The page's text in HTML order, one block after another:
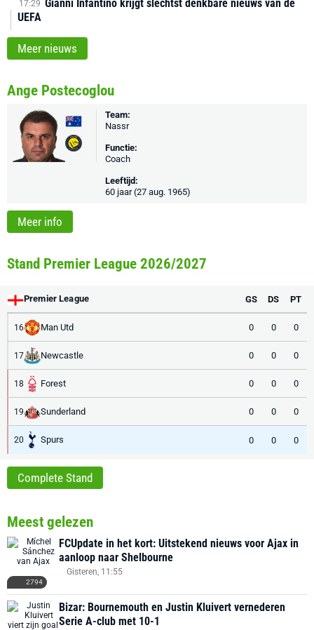
17:29 Gianni Infantino krijgt slechtst denkbare nieuws van de
UEFA
Meer nieuws
Ange Postecoglou
Team:
Nassr
Functie:
Coach
Leeftijd:
60 jaar (27 aug. 1965)
Meer info
Stand Premier League 2026/2027
Premier League GS DS PT
16 Man Utd 0 0 0
17 Newcastle 0 0 0
18 Forest 0 0 0
19 Sunderland 0 0 0
20 Spurs 0 0 0
Complete Stand
Meest gelezen
2794
FCUpdate in het kort: Uitstekend nieuws voor Ajax in
aanloop naar Shelbourne
Gisteren, 11:55
Bizar: Bournemouth en Justin Kluivert vernederen
Serie A-club met 10-1